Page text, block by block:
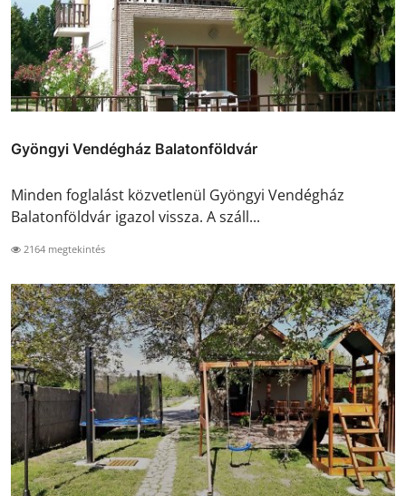
Gyöngyi Vendégház Balatonföldvár
Minden foglalást közvetlenül Gyöngyi Vendégház
Balatonföldvár igazol vissza. A száll...
2164 megtekintés